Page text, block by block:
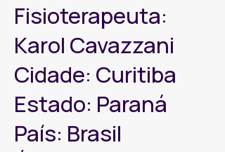
Fisioterapeuta:
Karol Cavazzani
Cidade: Curitiba
Estado: Paraná
País: Brasil